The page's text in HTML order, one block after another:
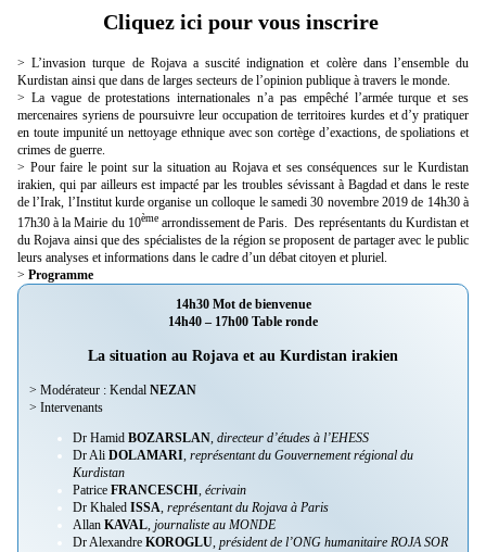
Cliquez ici pour vous inscrire
> L’invasion turque de Rojava a suscité indignation et colère dans l’ensemble du
Kurdistan ainsi que dans de larges secteurs de l’opinion publique à travers le monde.
> La vague de protestations internationales n’a pas empêché l’armée turque et ses
mercenaires syriens de poursuivre leur occupation de territoires kurdes et d’y pratiquer
en toute impunité un nettoyage ethnique avec son cortège d’exactions, de spoliations et
crimes de guerre.
> Pour faire le point sur la situation au Rojava et ses conséquences sur le Kurdistan
irakien, qui par ailleurs est impacté par les troubles sévissant à Bagdad et dans le reste
de l’Irak, l’Institut kurde organise un colloque le samedi 30 novembre 2019 de 14h30 à
17h30 à la Mairie du 10èmearrondissement de Paris. Des représentants du Kurdistan et
du Rojava ainsi que des spécialistes de la région se proposent de partager avec le public
leurs analyses et informations dans le cadre d’un débat citoyen et pluriel.
> Programme
14h30 Mot de bienvenue
14h40 – 17h00 Table ronde
La situation au Rojava et au Kurdistan irakien
> Modérateur : Kendal NEZAN
> Intervenants
Dr Hamid BOZARSLAN, directeur d’études à l’EHESS
Dr Ali DOLAMARI, représentant du Gouvernement régional du
Kurdistan
Patrice FRANCESCHI, écrivain
Dr Khaled ISSA, représentant du Rojava à Paris
Allan KAVAL, journaliste au MONDE
Dr Alexandre KOROGLU, président de l’ONG humanitaire ROJA SOR